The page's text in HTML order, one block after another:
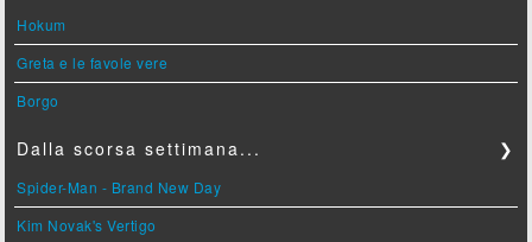
Hokum
Greta e le favole vere
Borgo
Dalla scorsa settimana... ❯
Spider-Man - Brand New Day
Kim Novak's Vertigo